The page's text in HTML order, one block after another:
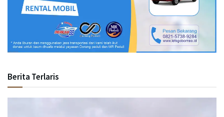
Berita Terlaris